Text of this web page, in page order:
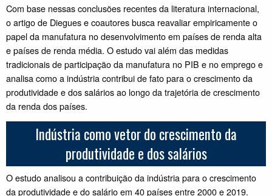
Com base nessas conclusões recentes da literatura internacional,
o artigo de Diegues e coautores busca reavaliar empiricamente o
papel da manufatura no desenvolvimento em países de renda alta
e países de renda média. O estudo vai além das medidas
tradicionais de participação da manufatura no PIB e no emprego e
analisa como a indústria contribui de fato para o crescimento da
produtividade e dos salários ao longo da trajetória de crescimento
da renda dos países.
Indústria como vetor do crescimento da
produtividade e dos salários
O estudo analisou a contribuição da indústria para o crescimento
da produtividade e do salário em 40 países entre 2000 e 2019.